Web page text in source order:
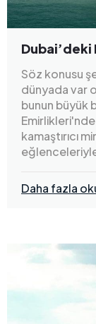
Dubai’deki
Söz konusu
dünyada var
bunun büyük
kamaştırıcı
eğlenceleriyle
Daha fazla